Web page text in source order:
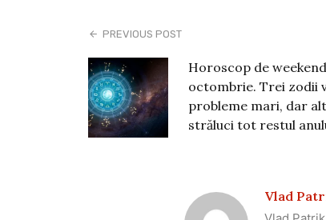
PREVIOUS POST
Horoscop de
octombrie. Trei zodii
probleme mari, dar
străluci tot restul
Vlad